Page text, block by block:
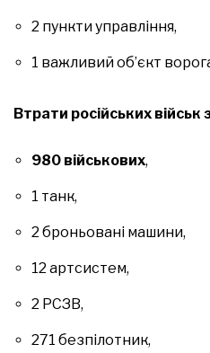
2 пункти управління,
1 важливий об’єкт
Втрати російських
980 військових,
1 танк,
2 броньовані машини,
12 артсистем,
2 РСЗВ,
271 безпілотник,